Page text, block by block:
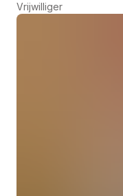
Vrijwilliger